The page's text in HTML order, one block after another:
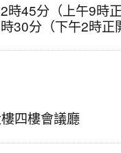
時45分（上午9時
30分（下午2時正
四樓會議廳